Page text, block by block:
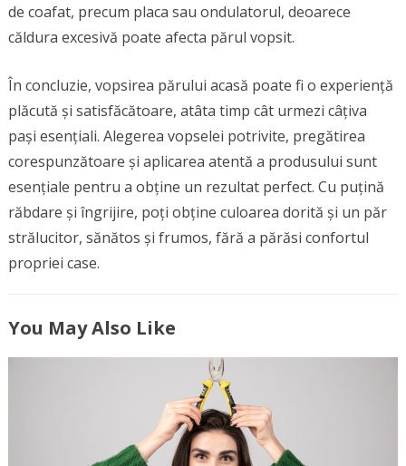
de coafat, precum placa sau ondulatorul, deoarece
căldura excesivă poate afecta părul vopsit.
În concluzie, vopsirea părului acasă poate fi o experiență
plăcută și satisfăcătoare, atâta timp cât urmezi câțiva
pași esențiali. Alegerea vopselei potrivite, pregătirea
corespunzătoare și aplicarea atentă a produsului sunt
esențiale pentru a obține un rezultat perfect. Cu puțină
răbdare și îngrijire, poți obține culoarea dorită și un păr
strălucitor, sănătos și frumos, fără a părăsi confortul
propriei case.
You May Also Like